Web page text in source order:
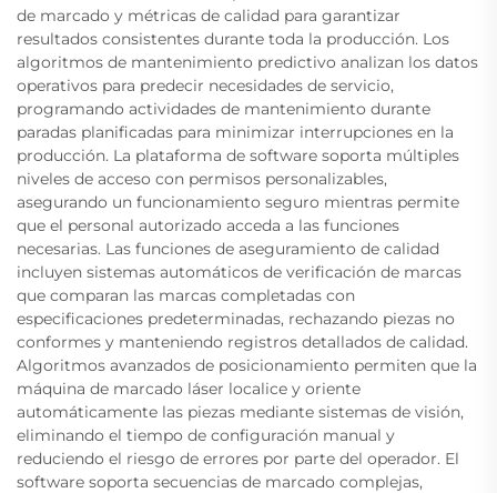
de marcado y métricas de calidad para garantizar
resultados consistentes durante toda la producción. Los
algoritmos de mantenimiento predictivo analizan los datos
operativos para predecir necesidades de servicio,
programando actividades de mantenimiento durante
paradas planificadas para minimizar interrupciones en la
producción. La plataforma de software soporta múltiples
niveles de acceso con permisos personalizables,
asegurando un funcionamiento seguro mientras permite
que el personal autorizado acceda a las funciones
necesarias. Las funciones de aseguramiento de calidad
incluyen sistemas automáticos de verificación de marcas
que comparan las marcas completadas con
especificaciones predeterminadas, rechazando piezas no
conformes y manteniendo registros detallados de calidad.
Algoritmos avanzados de posicionamiento permiten que la
máquina de marcado láser localice y oriente
automáticamente las piezas mediante sistemas de visión,
eliminando el tiempo de configuración manual y
reduciendo el riesgo de errores por parte del operador. El
software soporta secuencias de marcado complejas,